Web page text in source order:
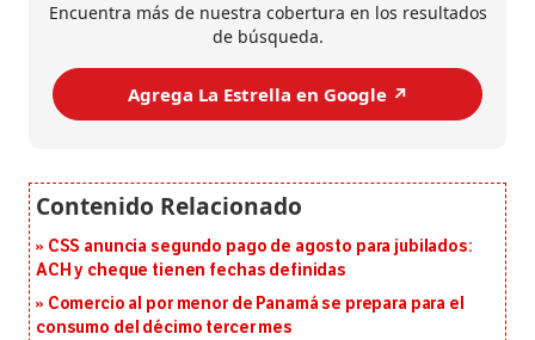
Encuentra más de nuestra cobertura en los resultados
de búsqueda.
Agrega La Estrella en Google ↗️
CSS anuncia segundo pago de agosto para jubilados:
ACH y cheque tienen fechas definidas
Comercio al por menor de Panamá se prepara para el
consumo del décimo tercer mes